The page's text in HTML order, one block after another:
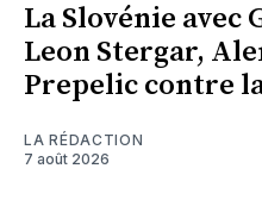
La Slovénie avec
Leon Stergar,
Prepelic contre
LA RÉDACTION
7 août 2026